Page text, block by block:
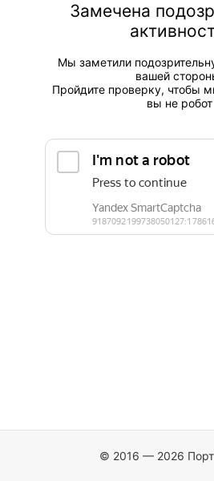
Замечена
Мы заметили
вашей
Пройдите проверку, чтобы
вы не робот
© 2016 — 2026